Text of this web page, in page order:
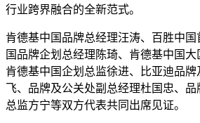
行业跨界融合的全新范式。
肯德基中国品牌总经理汪涛、百胜中
国品牌企划总经理陈琦、肯德基中国大
肯德基中国企划总监徐进、比亚迪品
飞、品牌及公关处副总经理杜国忠、
总监方宁等双方代表共同出席见证。